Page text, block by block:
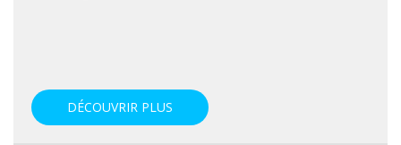
DÉCOUVRIR PLUS